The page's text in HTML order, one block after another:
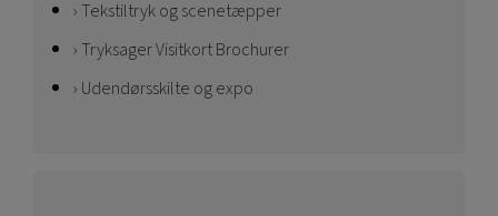
Tekstiltryk og scenetæpper
Tryksager Visitkort Brochurer
Udendørsskilte og expo